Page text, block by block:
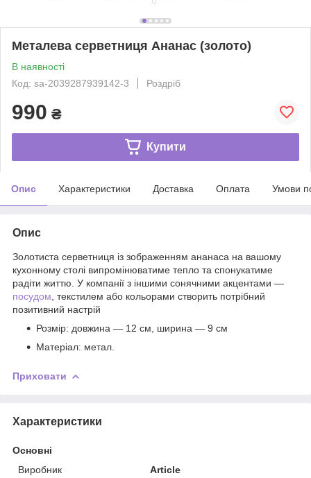
Металева серветниця Ананас (золото)
В наявності
Код: sa-2039287939142-3
Роздріб
990 ₴
Купити
Опис Характеристики Доставка Оплата Умови
Опис
Золотиста серветниця із зображенням ананаса на вашому
кухонному столі випромінюватиме тепло та спонукатиме
радіти життю. У компанії з іншими сонячними акцентами —
посудом , текстилем або кольорами створить потрібний
позитивний настрій
Розмір: довжина — 12 см, ширина — 9 см
Матеріал: метал.
Приховати
Характеристики
Основні
Виробник
Article